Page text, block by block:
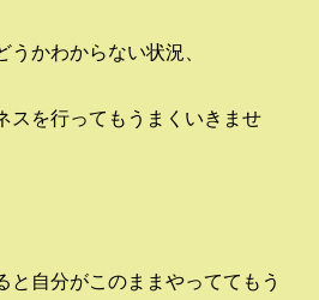
うかわからない状況、
スを行ってもうまくいきませ
と自分がこのままやっててもう